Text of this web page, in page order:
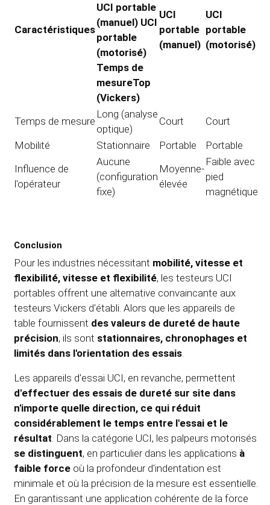
Caractéristiques
UCI portable
(manuel) UCI
portable
(motorisé)
Temps de
mesureTop
(Vickers)
UCI
portable
(manuel)
UCI
portable
(motorisé)
Temps de mesure
Long (analyse
optique)
Court
Court
Mobilité
Stationnaire Portable
Portable
Influence de
l'opérateur
Aucune
(configuration
fixe)
Moyenne-
élevée
Faible avec
pied
magnétique
Conclusion
Pour les industries nécessitant mobilité, vitesse et
flexibilité, vitesse et flexibilité, les testeurs UCI
portables offrent une alternative convaincante aux
testeurs Vickers d'établi. Alors que les appareils de
table fournissent des valeurs de dureté de haute
précision, ils sont stationnaires, chronophages et
limités dans l'orientation des essais
Les appareils d'essai UCI, en revanche, permettent
d'effectuer des essais de dureté sur site dans
n'importe quelle direction, ce qui réduit
considérablement le temps entre l'essai et le
résultat . Dans la catégorie UCI, les palpeurs motorisés
se distinguent, en particulier dans les applications à
faible force où la profondeur d'indentation est
minimale et où la précision de la mesure est essentielle.
En garantissant une application cohérente de la force